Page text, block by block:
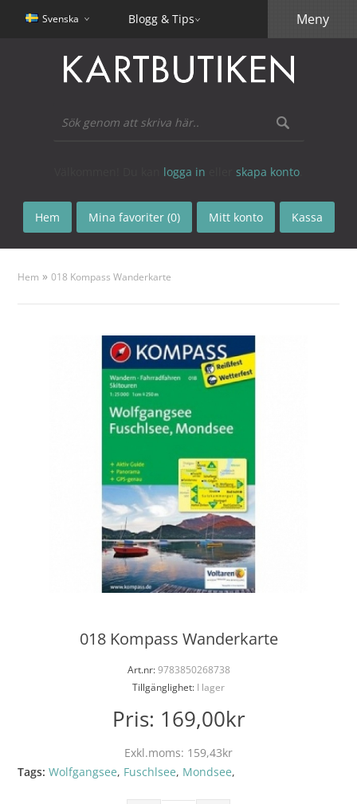
Svenska Blogg & Tips
logga in skapa konto
Hem Mina favoriter (0) Mitt konto Kassa
Meny
Hem »018 Kompass Wanderkarte
018 Kompass Wanderkarte
Art.nr:9783850268738
Tillgänglighet: I lager
Pris: 169,00kr
Exkl.moms: 159,43kr
Tags: Wolfgangsee, Fuschlsee, Mondsee,